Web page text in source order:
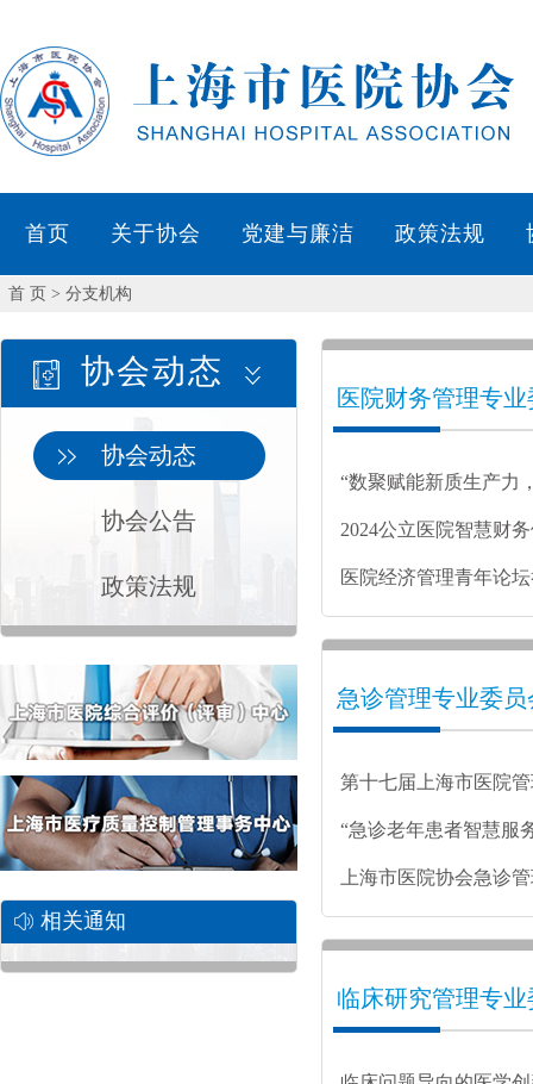
首 页 > 分支机构
协会动态
协会动态
协会公告
政策法规
相关通知
医院财务管理专
“数聚赋能新质生产力
来”学术会议举行
2024公立医院智慧财
成功举办
医院经济管理青年论
急诊管理专业委员
第十七届上海市医院
患者智慧服务”分论坛
“急诊老年患者智慧服
上海市医院协会急诊
临床研究管理专